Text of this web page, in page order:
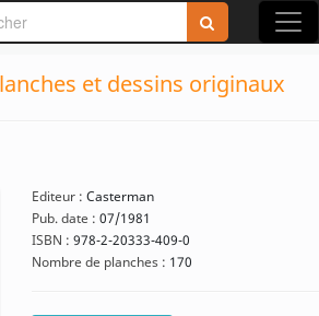
et dessins originaux
Editeur : Casterman
Pub. date : 07/1981
ISBN : 978-2-20333-409-0
Nombre de planches : 170